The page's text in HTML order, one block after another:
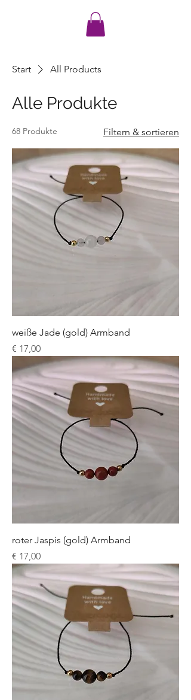
Start All Products
Alle Produkte
68 Produkte Filtern & sortieren
weiße Jade (gold) Armband
Preis
€ 17,00
roter Jaspis (gold) Armband
Preis
€ 17,00